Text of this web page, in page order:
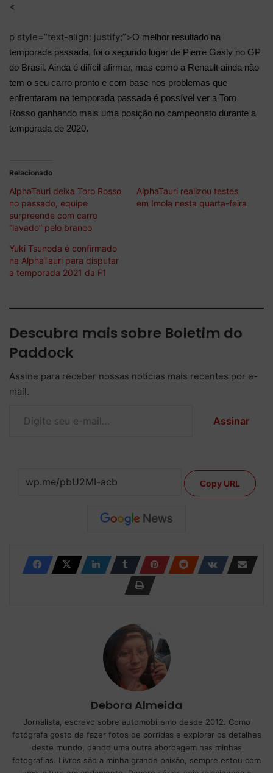
<
p style=”text-align: justify;”>O melhor resultado na
temporada passada, foi o segundo lugar de Pierre Gasly no GP
do Brasil. Ainda é difícil afirmar, mas como a Renault ainda não
tem o seu carro pronto e com base nos problemas que
enfrentaram na temporada passada é possível ver a Toro
Rosso ganhando mais uma posição no campeonato durante a
temporada de 2020.
Relacionado
AlphaTauri deixa Toro Rosso
no passado, equipe
surpreende com carro
“lavado” pelo branco
AlphaTauri realizou testes
em Imola nesta quarta-feira
Yuki Tsunoda é confirmado
na AlphaTauri para disputar
a temporada 2021 da F1
Descubra mais sobre Boletim do
Paddock
Assine para receber nossas notícias mais recentes por e-
mail.
Assinar
Copy URL
Debora Almeida
Jornalista, escrevo sobre automobilismo desde 2012. Como
fotógrafa gosto de fazer fotos de corridas e explorar os detalhes
deste mundo, dando uma outra abordagem nas minhas
fotografias. Livros são a minha grande paixão, sempre estou com